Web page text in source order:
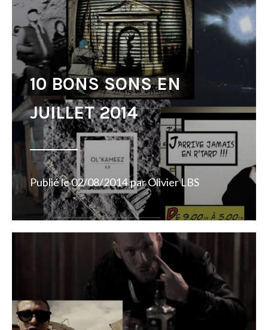
10 BONS SONS EN
JUILLET 2014
Publié le02/08/2014 parOlivier LBS